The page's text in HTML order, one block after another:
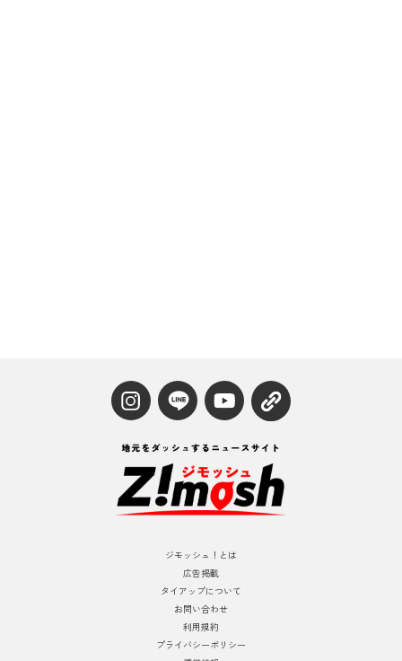
ジモッシュ！とは
広告掲載
タイアップについて
お問い合わせ
利用規約
プライバシーポリシー